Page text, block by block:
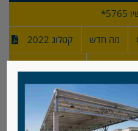
מה חדש קטלוג 2022